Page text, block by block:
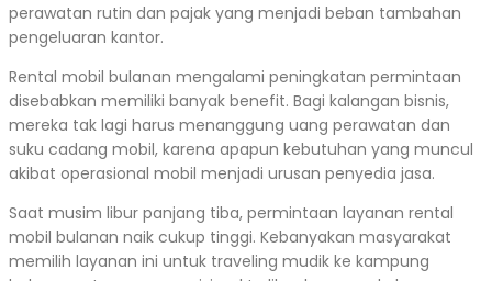
perawatan rutin dan pajak yang menjadi beban tambahan
pengeluaran kantor.
Rental mobil bulanan mengalami peningkatan permintaan
disebabkan memiliki banyak benefit. Bagi kalangan bisnis,
mereka tak lagi harus menanggung uang perawatan dan
suku cadang mobil, karena apapun kebutuhan yang muncul
akibat operasional mobil menjadi urusan penyedia jasa.
Saat musim libur panjang tiba, permintaan layanan rental
mobil bulanan naik cukup tinggi. Kebanyakan masyarakat
memilih layanan ini untuk traveling mudik ke kampung